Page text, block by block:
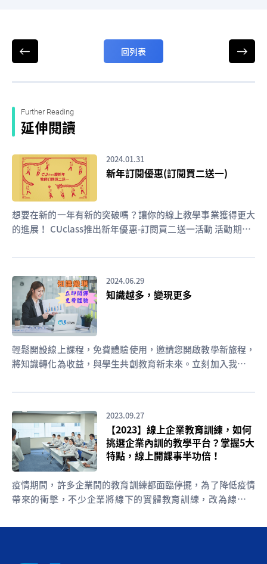
回列表
Further Reading
延伸閱讀
2024.01.31
新年訂閱優惠(訂閱買二送一)
想要在新的一年有新的突破嗎？讓你的線上教學事業獲得更大
的進展！ CUclass推出新年優惠-訂閱買二送一活動 活動期間 :
個月優惠
2024.06.29
知識越多，變現更多
輕鬆開設線上課程，免費體驗使用，邀請您開啟教學新旅程，
將知識轉化為收益，與學生共創教育新未來。立刻加入我們，
2023.09.27
【2023】線上企業教育訓練，如何
挑選企業內訓的教學平台？掌握5大
特點，線上開課事半功倍！
疫情期間，許多企業間的教育訓練都面臨停擺，為了降低疫情
帶來的衝擊，不少企業將線下的實體教育訓練，改為線上授